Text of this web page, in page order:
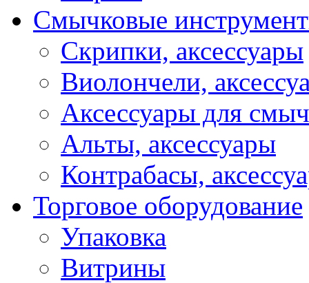
Смычковые
Скрипки, аксессуары
Виолончели,
Аксессуары для
Альты, аксессуары
Контрабасы,
Торговое оборудование
Упаковка
Витрины